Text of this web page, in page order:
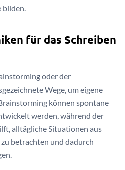
bilden.
für das Schreiben
oder der
Wege, um eigene
können spontane
werden, während der
alltägliche Situationen aus
betrachten und dadurch